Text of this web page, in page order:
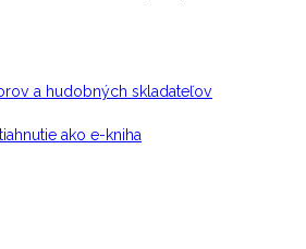
a hudobných skladateľov
ako e-kniha